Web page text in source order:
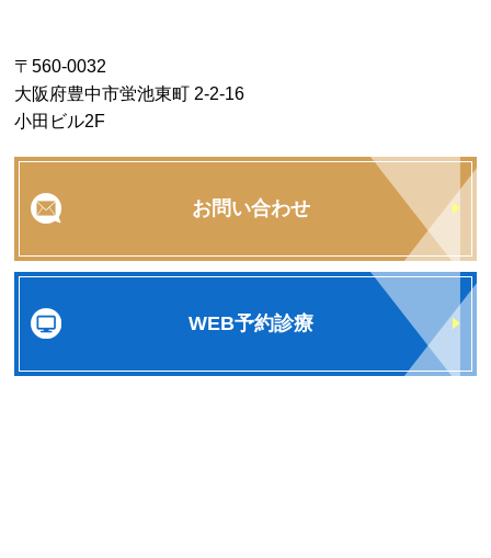
〒560-0032
大阪府豊中市蛍池東町 2-2-16
小田ビル2F
お問い合わせ
WEB予約診療